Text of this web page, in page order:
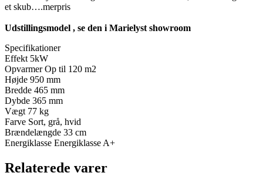
et skub….merpris
Udstillingsmodel , se den i Marielyst showroom
Specifikationer
Effekt 5kW
Opvarmer Op til 120 m2
Højde 950 mm
Bredde 465 mm
Dybde 365 mm
Vægt 77 kg
Farve Sort, grå, hvid
Brændelængde 33 cm
Energiklasse Energiklasse A+
Relaterede varer